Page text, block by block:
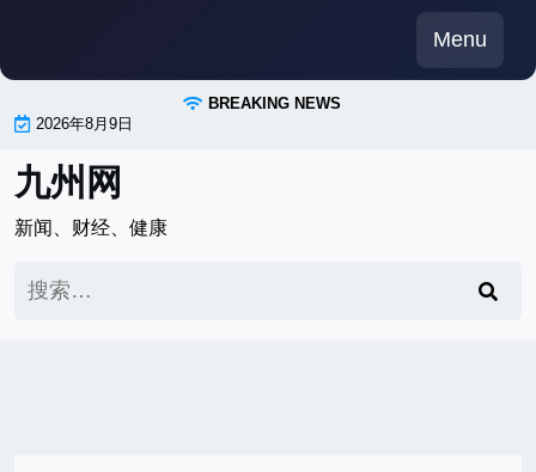
content
Menu
BREAKING NEWS
2026年8月9日
九州网
新闻、财经、健康
索：